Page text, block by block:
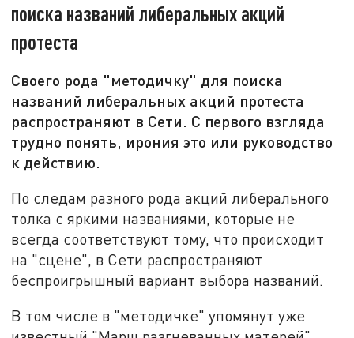
поиска названий либеральных акций
протеста
Своего рода "методичку" для поиска
названий либеральных акций протеста
распространяют в Сети. С первого взгляда
трудно понять, ирония это или руководство
к действию.
По следам разного рода акций либерального
толка с яркими названиями, которые не
всегда соответствуют тому, что происходит
на "сцене", в Сети распространяют
беспроигрышный вариант выбора названий.
В том числе в "методичке" упомянут уже